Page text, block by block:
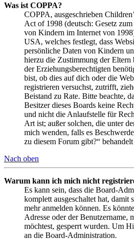
Was ist COPPA?
COPPA, ausgeschrieben
Act of 1998 (deutsch: Gesetz
von Kindern im Internet von
USA, welches festlegt, dass
persönliche Daten von Kindern
hierzu die Zustimmung der Eltern
der Erziehungsberechtigten
bist, ob dies auf dich oder die
registrieren versuchst, zutrifft,
Beistand zu Rate. Bitte beachte,
Besitzer dieses Boards keine
und nicht die Anlaufstelle für
Art ist; außer solchen, die unter
mich wenden, falls es
zu diesem Forum gibt?“
Nach oben
Warum kann ich mich nicht
Es kann sein, dass die Board-
komplett ausgeschaltet hat, damit
mehr anmelden können. Es
Adresse oder der Benutzername,
möchtest, gesperrt wurden. Um
an die Board-Administration.